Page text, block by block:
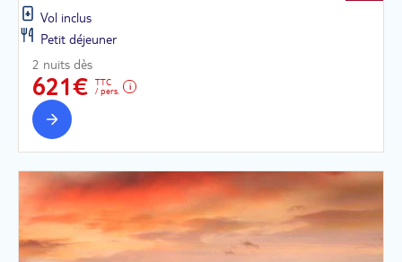
Vol inclus
Petit déjeuner
2 nuits dès
621€
TTC
/ pers.